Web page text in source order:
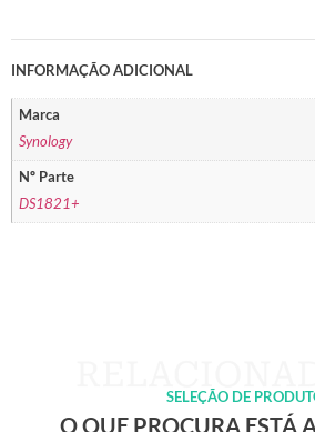
INFORMAÇÃO ADICIONAL
Marca
Synology
Nº Parte
DS1821+
SELEÇÃO DE
O QUE PROCURA ESTÁ